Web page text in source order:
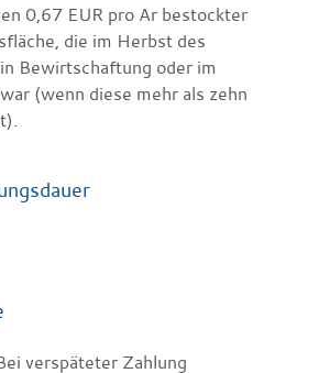
0,67 EUR pro Ar bestockter
die im Herbst des
Bewirtschaftung oder im
(wenn diese mehr als zehn
.
verspäteter Zahlung